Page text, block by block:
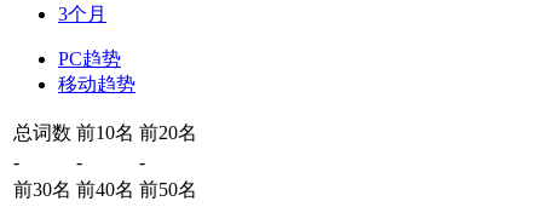
3个月
PC趋势
移动趋势
总词数 前10名 前20名
-
-
-
前30名 前40名 前50名